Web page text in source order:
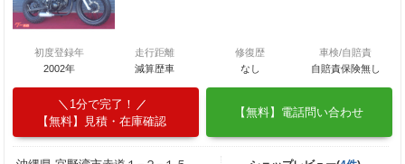
初度登録年
2002年
走行距離
減算歴車
修復歴
なし
車検/自賠責
自賠責保険無し
1分で完了！
【無料】見積・在庫確認
【無料】電話問い合わせ